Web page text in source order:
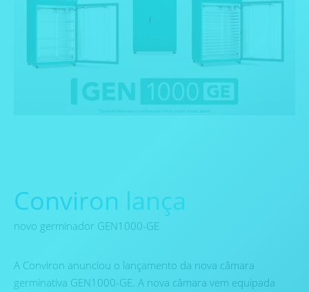
Conviron lança
novo germinador GEN1000-GE
A Conviron anunciou o lançamento da nova câmara
germinativa GEN1000-GE. A nova câmara vem equipada